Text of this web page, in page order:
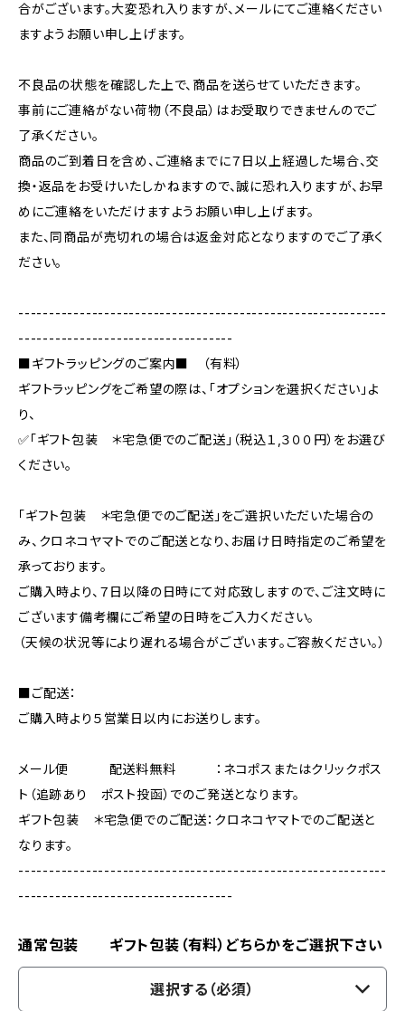
合がございます。大変恐れ入りますが、メールにてご連絡ください
ますようお願い申し上げます。
不良品の状態を確認した上で、商品を送らせていただきます。
事前にご連絡がない荷物（不良品）はお受取りできませんのでご
了承ください。
商品のご到着日を含め、ご連絡までに７日以上経過した場合、交
換・返品をお受けいたしかねますので、誠に恐れ入りますが、お早
めにご連絡をいただけますようお願い申し上げます。
また、同商品が売切れの場合は返金対応となりますのでご了承く
ださい。
------------------------------------------------------------
-----------------------------------
■ギフトラッピングのご案内■ （有料）
ギフトラッピングをご希望の際は、「オプションを選択ください」よ
り、
✅「ギフト包装 ＊宅急便でのご配送」（税込１,３００円）をお選び
ください。
「ギフト包装 ＊宅急便でのご配送」をご選択いただいた場合の
み、クロネコヤマトでのご配送となり、お届け日時指定のご希望を
承っております。
ご購入時より、７日以降の日時にて対応致しますので、ご注文時に
ございます備考欄にご希望の日時をご入力ください。
（天候の状況等により遅れる場合がございます。ご容赦ください。）
■ご配送：
ご購入時より５営業日以内にお送りします。
メール便 配送料無料 ：ネコポスまたはクリックポス
ト（追跡あり ポスト投函）でのご発送となります。
ギフト包装 ＊宅急便でのご配送：クロネコヤマトでのご配送と
なります。
------------------------------------------------------------
-----------------------------------
通常包装 ギフト包装（有料）どちらかをご選択下さい
選択する（必須）